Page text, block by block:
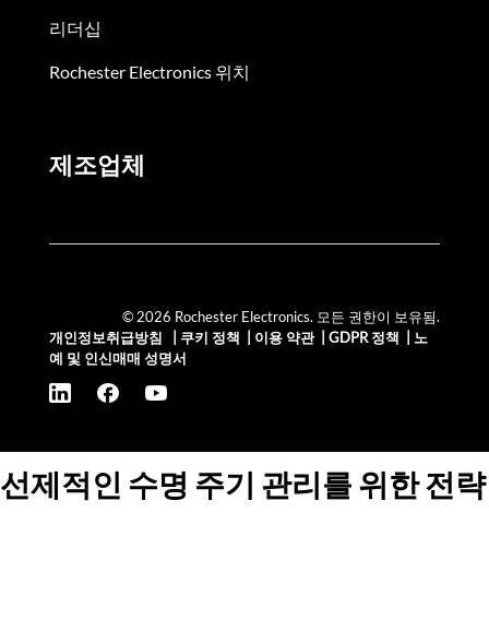
리더십
Rochester Electronics 위치
제조업체
© 2026 Rochester Electronics. 모든 권한이 보유됨.
개인정보취급방침
쿠키 정책 이용 약관| GDPR 정책
노
예 및 인신매매 성명서
선제적인 수명 주기 관리를 위한 전략